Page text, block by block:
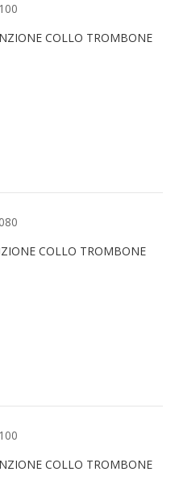
COLLO TROMBONE
COLLO TROMBONE
COLLO TROMBONE